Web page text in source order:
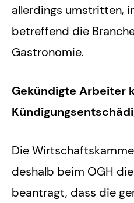
allerdings umstritten,
betreffend die
Gastronomie.
Gekündigte Arbeiter
Die
deshalb beim OGH
beantragt, dass die